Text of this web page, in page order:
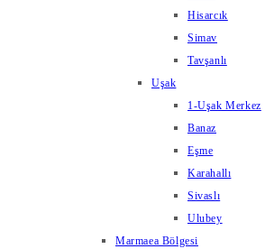
Hisarcık
Simav
Tavşanlı
Uşak
1-Uşak Merkez
Banaz
Eşme
Karahallı
Sivaslı
Ulubey
Marmaea Bölgesi